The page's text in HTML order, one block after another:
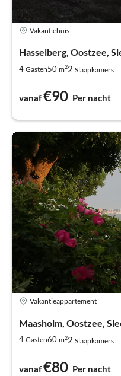
Vakantiehuis
Hasselberg, Oostzee,
4 Gasten50 m22 Slaapkamers
vanaf€90 Per nacht
Vakantieappartement
Maasholm, Oostzee,
4 Gasten60 m22 Slaapkamers
vanaf€80 Per nacht